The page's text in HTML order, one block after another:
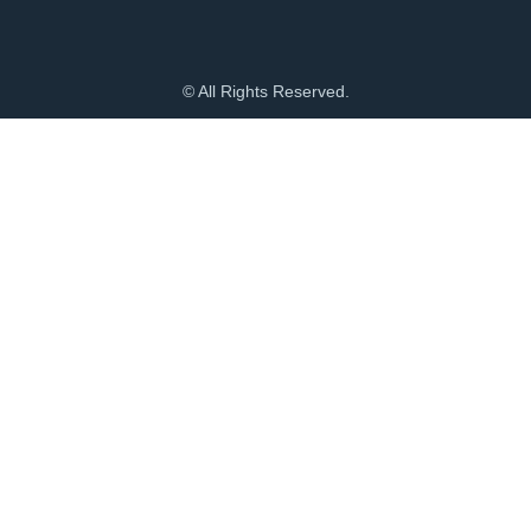
© All Rights Reserved.